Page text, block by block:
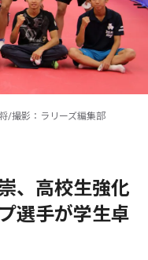
/撮影：ラリーズ編集部
、高校生強化
選手が学生卓